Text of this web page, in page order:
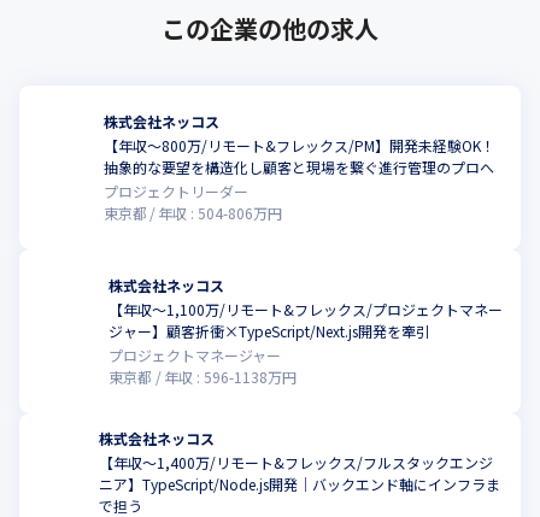
この企業の他の求人
株式会社ネッコス
【年収〜800万/リモート&フレックス/PM】開発未経験OK！
抽象的な要望を構造化し顧客と現場を繋ぐ進行管理のプロへ
プロジェクトリーダー
東京都
年収 :504-806万円
株式会社ネッコス
【年収〜1,100万/リモート&フレックス/プロジェクトマネー
ジャー】顧客折衝×TypeScript/Next.js開発を牽引
プロジェクトマネージャー
東京都
年収 : 596-1138万円
株式会社ネッコス
【年収〜1,400万/リモート&フレックス/フルスタックエンジ
ニア】TypeScript/Node.js開発｜バックエンド軸にインフラま
で担う